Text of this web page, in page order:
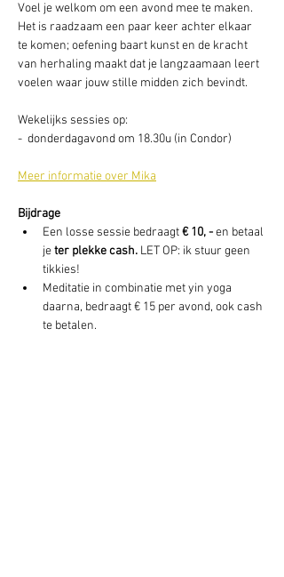
Voel je welkom om een avond mee te maken.
Het is raadzaam een paar keer achter elkaar
te komen; oefening baart kunst en de kracht
van herhaling maakt dat je langzaamaan leert
voelen waar jouw stille midden zich bevindt.
Wekelijks sessies op:
-  donderdagavond om 18.30u (in Condor)
Meer informatie over Mika
Bijdrage
Een losse sessie bedraagt € 10, - en betaal
je ter plekke cash. LET OP: ik stuur geen
tikkies!
Meditatie in combinatie met yin yoga
daarna, bedraagt € 15 per avond, ook cash
te betalen.